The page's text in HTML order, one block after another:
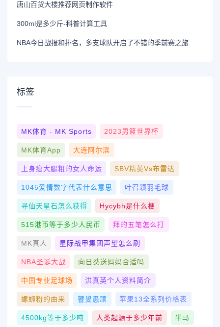
唐山百货大楼推荐网页制作软件
300ml是多少斤-科普计算工具
NBA今日战报和排名，多支球队开启了不错的季前赛之旅
标签
MK体育 - MK Sports 2023男篮世界杯
MK体育App 大连阿尔滨
上身瘦大腿粗的女人命运 SBV精英vs布雷达
1045爱情数字代表什么意思 叶召颖羽毛球
寻仙天星石怎么获得 Hycybh是什么梗
515港币等于多少人民币 拜的五笔怎么打
MK真人 星际战甲集团声望怎么刷
NBA圣诞大战 向日葵送妈妈合适吗
中国专业足球场 洪真英个人资料简介
螺蛳粉的由来 瞽叟愚顽 苹果13全系列价格表
4500kg等于多少吨 人类起源于多少年前 半马